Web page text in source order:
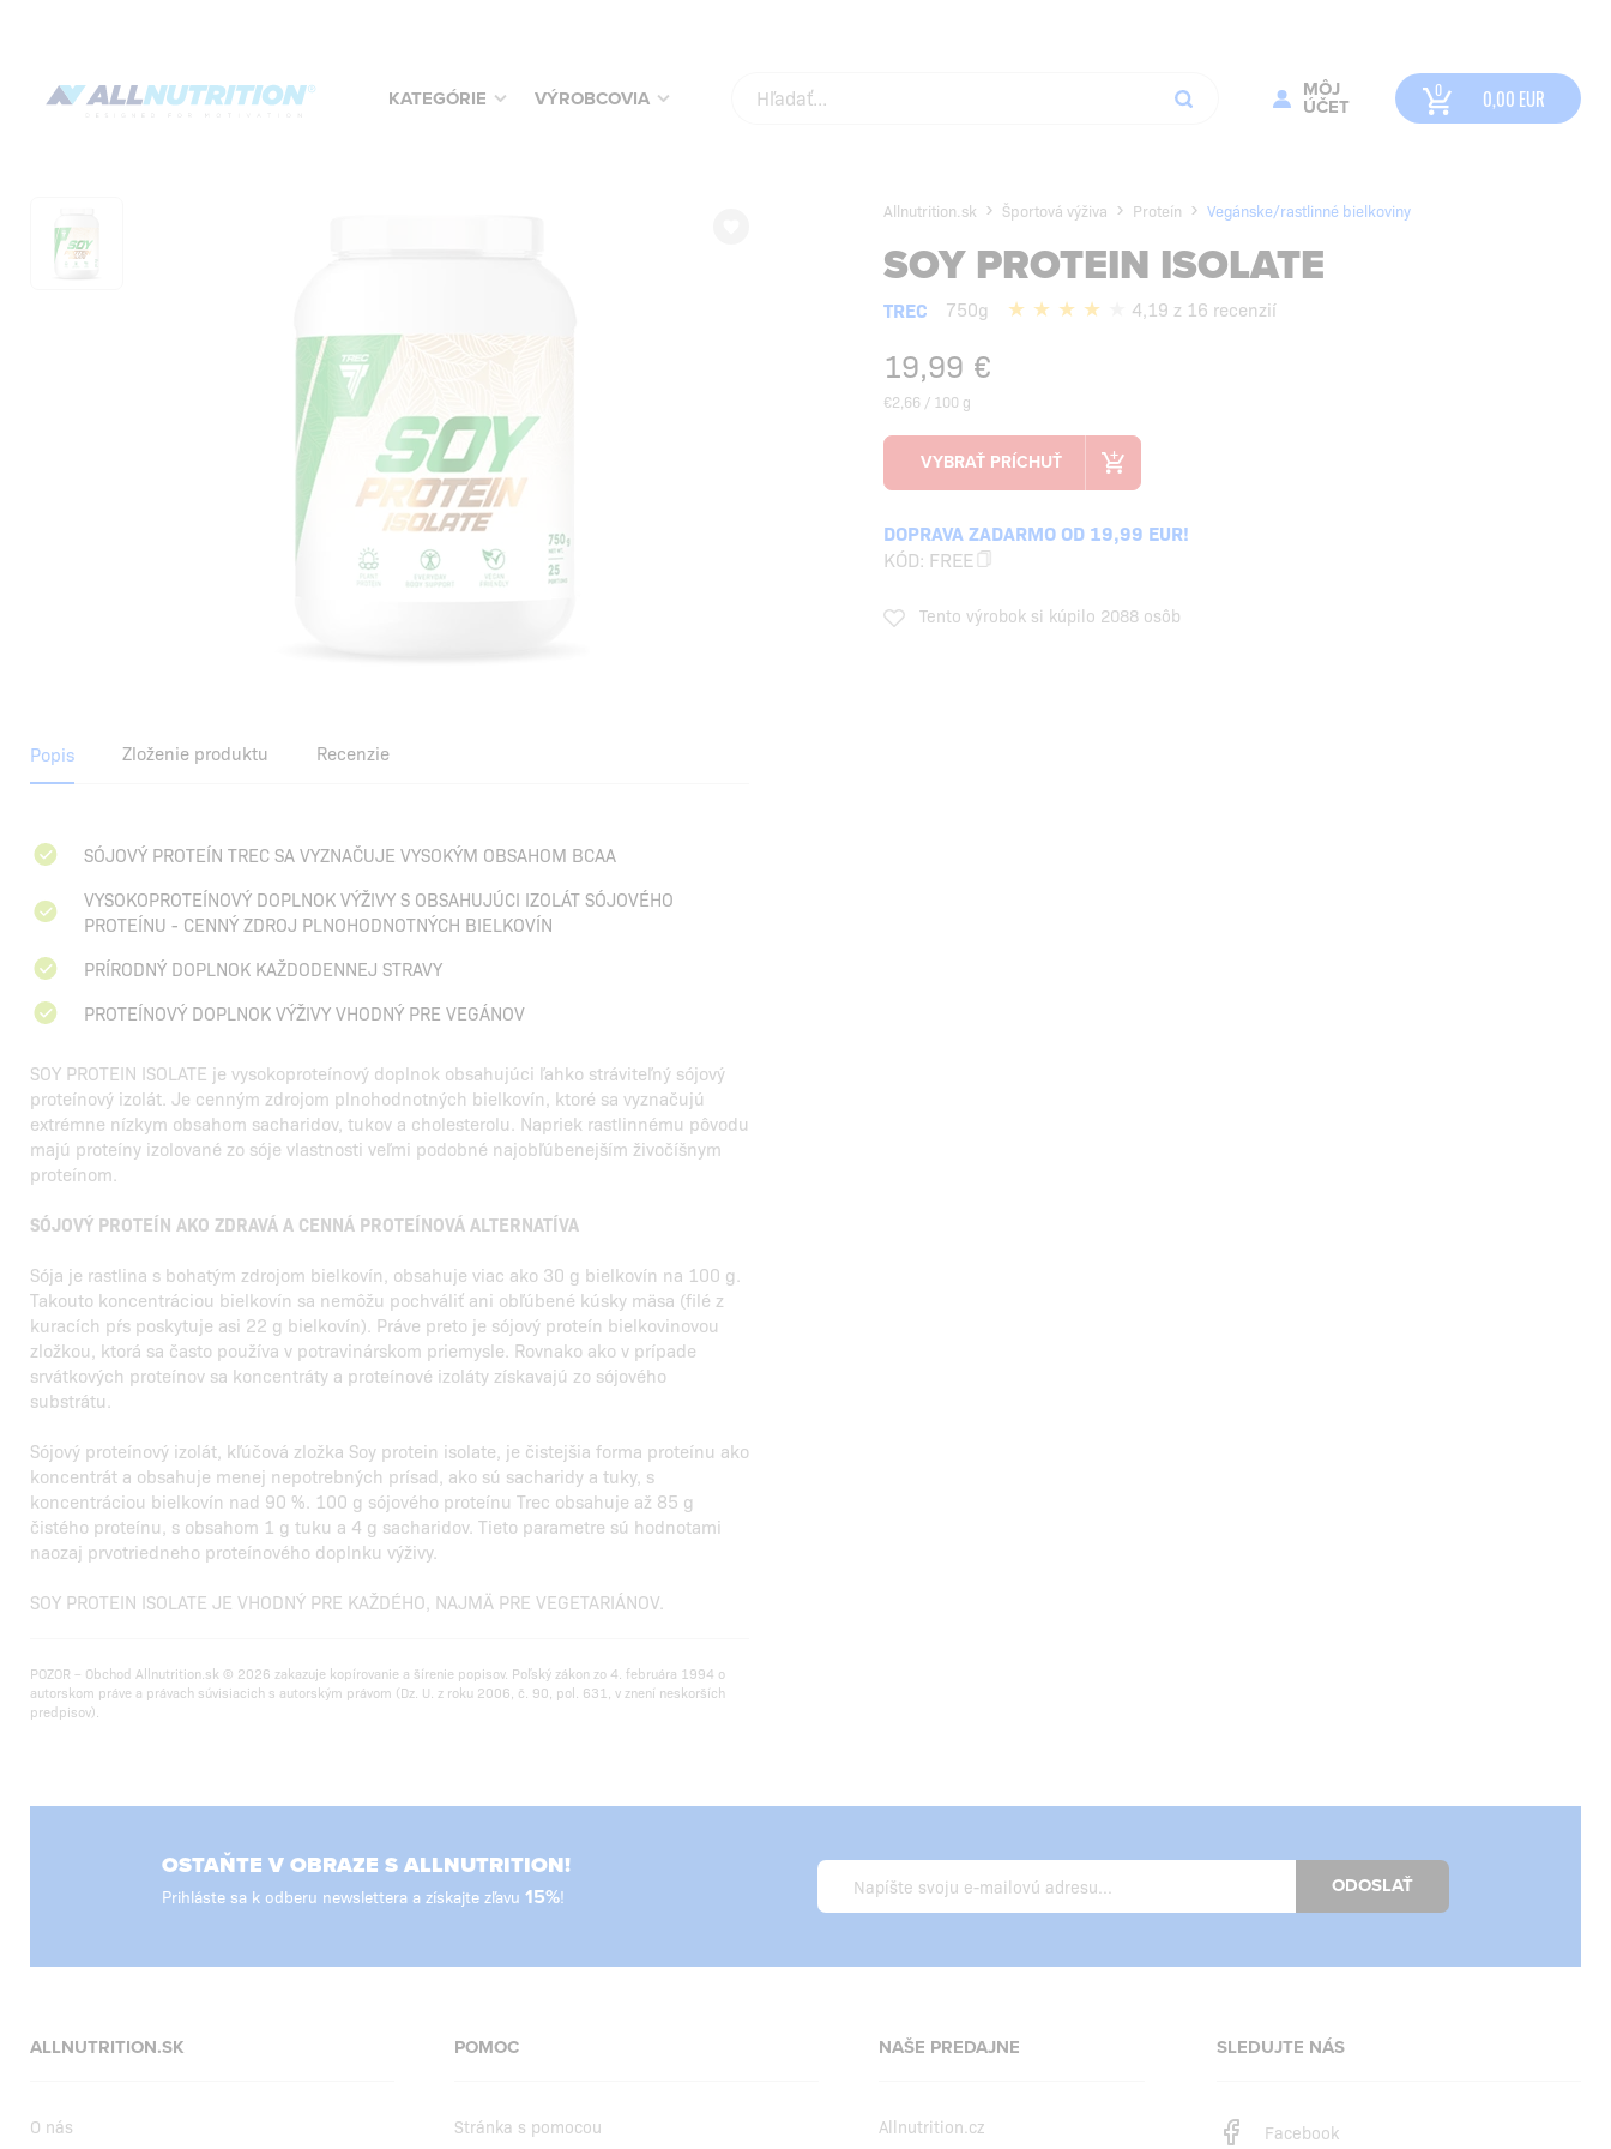
KATEGÓRIE VÝROBCOVIA
MÔJ
ÚČET
0,00 EUR
Allnutrition.sk Športová výživa Proteín Vegánske/rastlinné bielkoviny
SOY PROTEIN ISOLATE
TREC 750g 4,19 z 16 recenzií
19,99 €
€2,66 / 100 g
DOPRAVA ZADARMO OD 19,99 EUR!
KÓD: FREE
Tento výrobok si kúpilo 2088 osôb
Popis Zloženie produktu Recenzie
SÓJOVÝ PROTEÍN TREC SA VYZNAČUJE VYSOKÝM OBSAHOM BCAA
VYSOKOPROTEÍNOVÝ DOPLNOK VÝŽIVY S OBSAHUJÚCI IZOLÁT SÓJOVÉHO
PROTEÍNU - CENNÝ ZDROJ PLNOHODNOTNÝCH BIELKOVÍN
PRÍRODNÝ DOPLNOK KAŽDODENNEJ STRAVY
PROTEÍNOVÝ DOPLNOK VÝŽIVY VHODNÝ PRE VEGÁNOV
SOY PROTEIN ISOLATE je vysokoproteínový doplnok obsahujúci ľahko stráviteľný sójový
proteínový izolát. Je cenným zdrojom plnohodnotných bielkovín, ktoré sa vyznačujú
extrémne nízkym obsahom sacharidov, tukov a cholesterolu. Napriek rastlinnému pôvodu
majú proteíny izolované zo sóje vlastnosti veľmi podobné najobľúbenejším živočíšnym
proteínom.
SÓJOVÝ PROTEÍN AKO ZDRAVÁ A CENNÁ PROTEÍNOVÁ ALTERNATÍVA
Sója je rastlina s bohatým zdrojom bielkovín, obsahuje viac ako 30 g bielkovín na 100 g.
Takouto koncentráciou bielkovín sa nemôžu pochváliť ani obľúbené kúsky mäsa (filé z
kuracích pŕs poskytuje asi 22 g bielkovín). Práve preto je sójový proteín bielkovinovou
zložkou, ktorá sa často používa v potravinárskom priemysle. Rovnako ako v prípade
srvátkových proteínov sa koncentráty a proteínové izoláty získavajú zo sójového
substrátu.
Sójový proteínový izolát, kľúčová zložka Soy protein isolate, je čistejšia forma proteínu ako
koncentrát a obsahuje menej nepotrebných prísad, ako sú sacharidy a tuky, s
koncentráciou bielkovín nad 90 %. 100 g sójového proteínu Trec obsahuje až 85 g
čistého proteínu, s obsahom 1 g tuku a 4 g sacharidov. Tieto parametre sú hodnotami
naozaj prvotriedneho proteínového doplnku výživy.
SOY PROTEIN ISOLATE JE VHODNÝ PRE KAŽDÉHO, NAJMÄ PRE VEGETARIÁNOV.
POZOR – Obchod Allnutrition.sk © 2026 zakazuje kopírovanie a šírenie popisov. Poľský zákon zo 4. februára 1994 o
autorskom práve a právach súvisiacich s autorským právom (Dz. U. z roku 2006, č. 90, pol. 631, v znení neskorších
predpisov).
OSTAŇTE V OBRAZE S ALLNUTRITION!
Prihláste sa k odberu newslettera a získajte zľavu 15%! ODOSLAŤ
ALLNUTRITION.SK
O nás
POMOC
Stránka s pomocou
NAŠE PREDAJNE
Allnutrition.cz
SLEDUJTE NÁS
Facebook